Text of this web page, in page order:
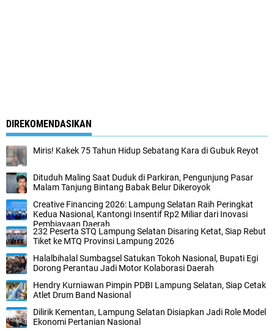
DIREKOMENDASIKAN
Miris! Kakek 75 Tahun Hidup Sebatang Kara di Gubuk Reyot
Dituduh Maling Saat Duduk di Parkiran, Pengunjung Pasar
Malam Tanjung Bintang Babak Belur Dikeroyok
Creative Financing 2026: Lampung Selatan Raih Peringkat
Kedua Nasional, Kantongi Insentif Rp2 Miliar dari Inovasi
Pembiayaan Daerah
232 Peserta STQ Lampung Selatan Disaring Ketat, Siap Rebut
Tiket ke MTQ Provinsi Lampung 2026
Halalbihalal Sumbagsel Satukan Tokoh Nasional, Bupati Egi
Dorong Perantau Jadi Motor Kolaborasi Daerah
Hendry Kurniawan Pimpin PDBI Lampung Selatan, Siap Cetak
Atlet Drum Band Nasional
Dilirik Kementan, Lampung Selatan Disiapkan Jadi Role Model
Ekonomi Pertanian Nasional